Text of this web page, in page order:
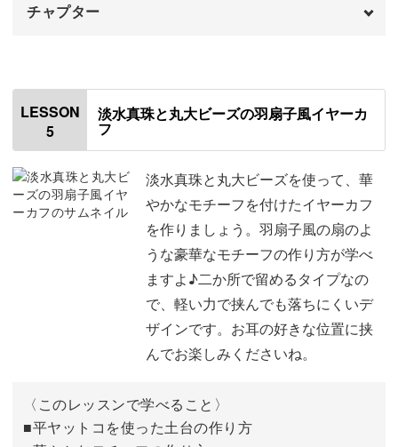
チャプター
はじめに
イヤーカフのつけ方
使用材料・道具 02:06
耳の長さを測る 04:14
04:55
ワイヤーに印をつける 05:18
06:40
おわりに
LESSON
5
淡水真珠と丸大ビーズの羽扇子風イヤーカ
フ
淡水真珠と丸大ビーズを使って、華
やかなモチーフを付けたイヤーカフ
を作りましょう。羽扇子風の扇のよ
うな豪華なモチーフの作り方が学べ
ますよ♪二か所で留めるタイプなの
で、軽い力で挟んでも落ちにくいデ
ザインです。お耳の好きな位置に挟
んでお楽しみくださいね。
〈このレッスンで学べること〉
■平ヤットコを使った土台の作り方